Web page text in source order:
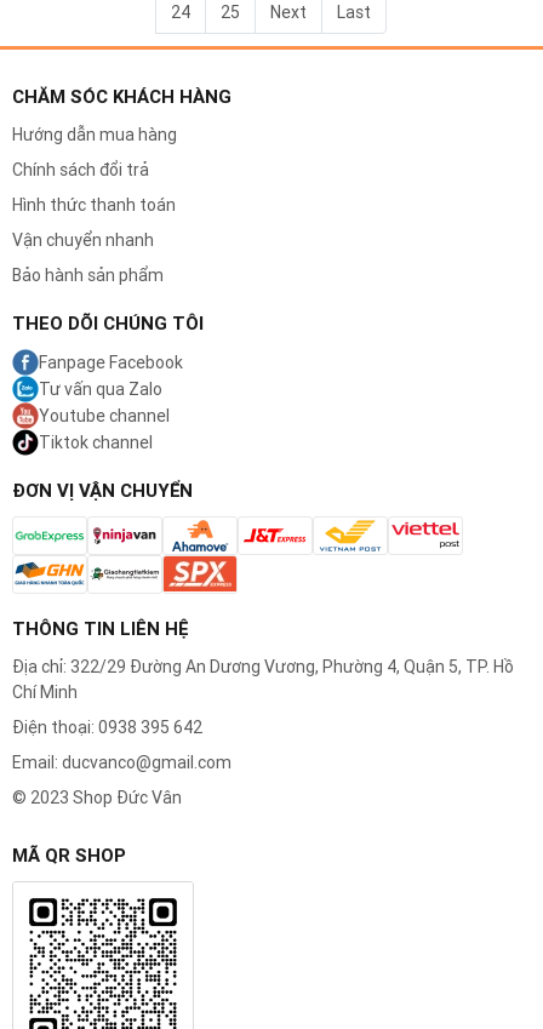
24 25 Next Last
CHĂM SÓC KHÁCH HÀNG
Hướng dẫn mua hàng
Chính sách đổi trả
Hình thức thanh toán
Vận chuyển nhanh
Bảo hành sản phẩm
THEO DÕI CHÚNG TÔI
Fanpage Facebook
Tư vấn qua Zalo
Youtube channel
Tiktok channel
ĐƠN VỊ VẬN CHUYỂN
THÔNG TIN LIÊN HỆ
Địa chỉ: 322/29 Đường An Dương Vương, Phường 4, Quận 5, TP. Hồ
Chí Minh
Điện thoại: 0938 395 642
Email: ducvanco@gmail.com
© 2023 Shop Đức Vân
MÃ QR SHOP